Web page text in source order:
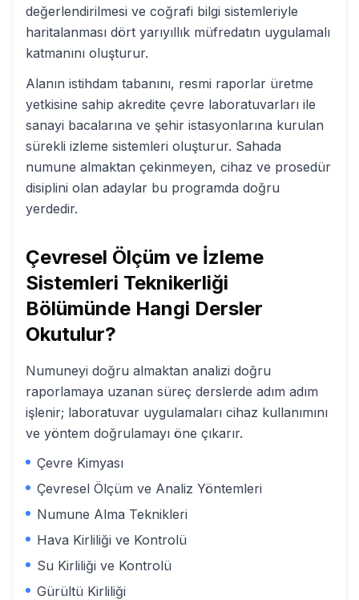
değerlendirilmesi ve coğrafi bilgi sistemleriyle
haritalanması dört yarıyıllık müfredatın uygulamalı
katmanını oluşturur.
Alanın istihdam tabanını, resmi raporlar üretme
yetkisine sahip akredite çevre laboratuvarları ile
sanayi bacalarına ve şehir istasyonlarına kurulan
sürekli izleme sistemleri oluşturur. Sahada
numune almaktan çekinmeyen, cihaz ve prosedür
disiplini olan adaylar bu programda doğru
yerdedir.
Çevresel Ölçüm ve İzleme
Sistemleri Teknikerliği
Bölümünde Hangi Dersler
Okutulur?
Numuneyi doğru almaktan analizi doğru
raporlamaya uzanan süreç derslerde adım adım
işlenir; laboratuvar uygulamaları cihaz kullanımını
ve yöntem doğrulamayı öne çıkarır.
Çevre Kimyası
Çevresel Ölçüm ve Analiz Yöntemleri
Numune Alma Teknikleri
Hava Kirliliği ve Kontrolü
Su Kirliliği ve Kontrolü
Gürültü Kirliliği